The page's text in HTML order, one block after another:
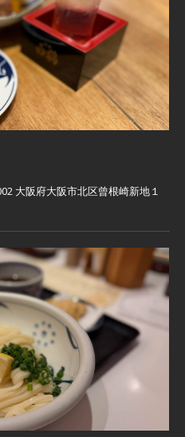
大阪府大阪市北区曾根崎新地１